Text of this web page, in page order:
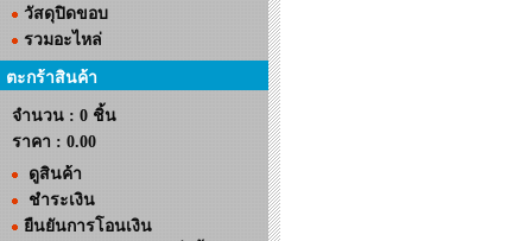
วัสดุปิดขอบ
รวมอะไหล่
ตะกร้าสินค้า
จำนวน : 0 ชิ้น
ราคา : 0.00
ดูสินค้า
ชำระเงิน
ยืนยันการโอนเงิน